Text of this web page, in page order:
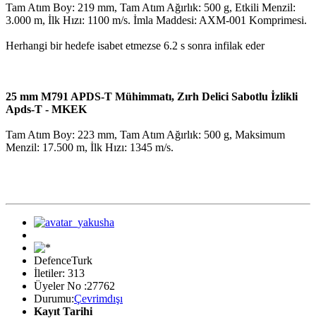
Tam Atım Boy: 219 mm, Tam Atım Ağırlık: 500 g, Etkili Menzil:
3.000 m, İlk Hızı: 1100 m/s. İmla Maddesi: AXM-001 Komprimesi.
Herhangi bir hedefe isabet etmezse 6.2 s sonra infilak eder
25 mm M791 APDS-T Mühimmatı, Zırh Delici Sabotlu İzlikli
Apds-T - MKEK
Tam Atım Boy: 223 mm, Tam Atım Ağırlık: 500 g, Maksimum
Menzil: 17.500 m, İlk Hızı: 1345 m/s.
DefenceTurk
İletiler: 313
Üyeler No :27762
Durumu:Çevrimdışı
Kayıt Tarihi